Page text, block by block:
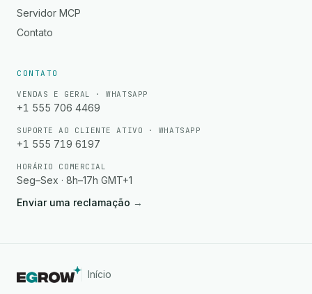
Servidor MCP
Contato
CONTATO
VENDAS E GERAL · WHATSAPP
+1 555 706 4469
SUPORTE AO CLIENTE ATIVO · WHATSAPP
+1 555 719 6197
HORÁRIO COMERCIAL
Seg–Sex · 8h–17h GMT+1
Enviar uma reclamação →
Início